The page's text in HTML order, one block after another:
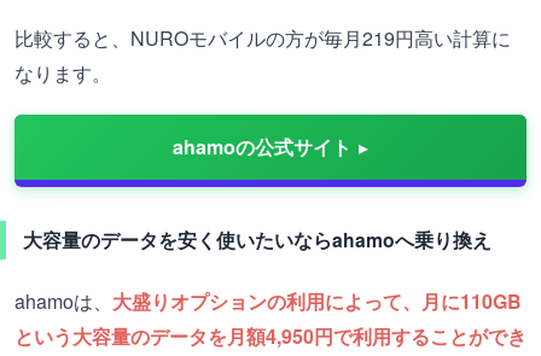
比較すると、NUROモバイルの方が毎月219円高い計算に
なります。
ahamoの公式サイト
大容量のデータを安く使いたいならahamoへ乗り換え
ahamoは、 大盛りオプションの利用によって、月に110GB
という大容量のデータを月額4,950円で利用することができ